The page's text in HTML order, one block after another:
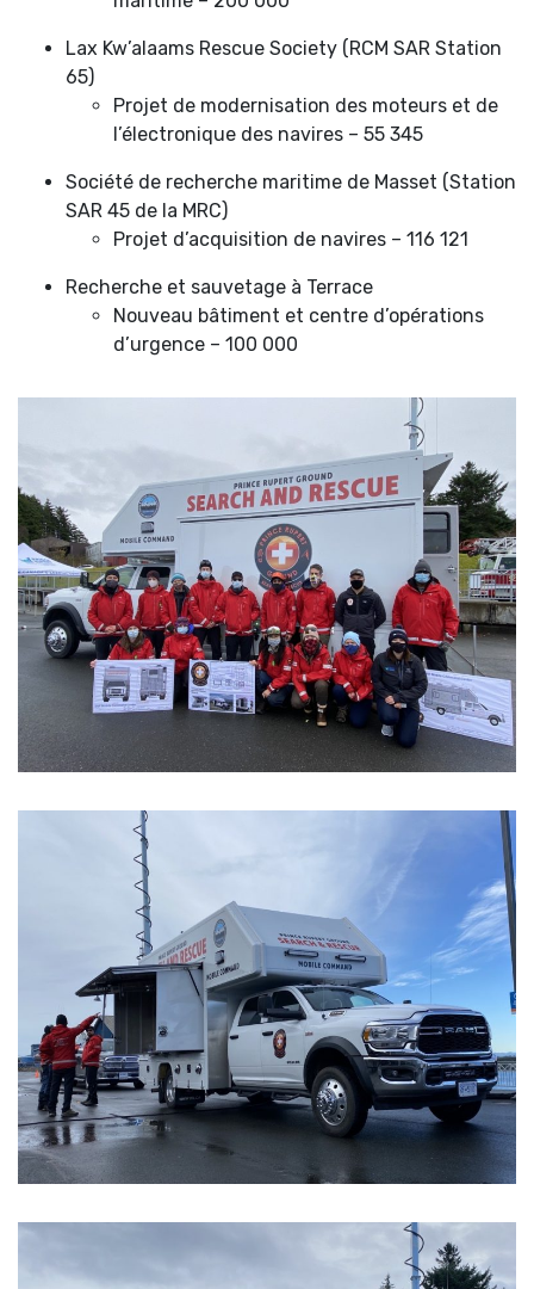
Lax Kw’alaams Rescue Society (RCM SAR Station
65)
Projet de modernisation des moteurs et de
l’électronique des navires – 55 345
Société de recherche maritime de Masset (Station
SAR 45 de la MRC)
Projet d’acquisition de navires – 116 121
Recherche et sauvetage à Terrace
Nouveau bâtiment et centre d’opérations
d’urgence – 100 000